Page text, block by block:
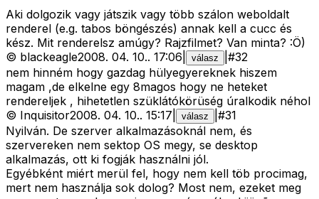
Aki dolgozik vagy játszik vagy több szálon weboldalt
renderel (e.g. tabos böngészés) annak kell a cucc és
kész. Mit renderelsz amúgy? Rajzfilmet? Van minta? :Ö)
© blackeagle2008. 04. 10.. 17:06 válasz #32
nem hinném hogy gazdag hülyegyereknek hiszem
magam ,de elkelne egy 8magos hogy ne heteket
rendereljek , hihetetlen szüklátókörüség úralkodik néhol
© Inquisitor2008. 04. 10.. 15:17 válasz #31
Nyilván. De szerver alkalmazásoknál nem, és
szervereken nem sektop OS megy, se desktop
alkalmazás, ott ki fogják használni jól.
Egyébként miért merül fel, hogy nem kell töb procimag,
mert nem használja sok dolog? Most nem, ezeket meg